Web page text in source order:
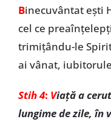
Binecuvântat ești
cel ce
trimițându-le
ai vânat,
Stih 4: Viață a
lungime de zile, în